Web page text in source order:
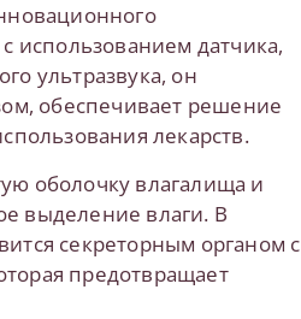
использованием датчика,
ультразвука, он
обеспечивает решение
лекарств.
оболочку влагалища и
выделение влаги. В
секреторным органом с
предотвращает